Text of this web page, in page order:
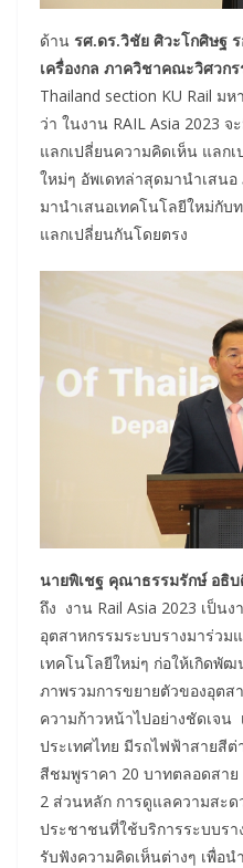
ด้าน รศ.ดร.วิชัย ศิวะโกศิษฐ
เครื่องกล ภาควิชาคณะวิศวก
Thailand section KU Rail ม
ว่า ในงาน RAIL Asia 2023
แลกเปลี่ยนความคิดเห็น แลก
ใหม่ๆ อัพเดทล่าสุดมานำเสน
มานำเสนอเทคโนโลยีใหม่กับ
แลกเปลี่ยนกันโดยตรง
นายพิเชฐ คุณาธรรมรักษ์ อธิ
ถึง งาน Rail Asia 2023 เป็น
อุตสาหกรรมระบบรางมาร่ว
เทคโนโลยีใหม่ๆ ก่อให้เกิดพั
ภาพรวมการขยายตัวของอุต
ความก้าวหน้าไปอย่างชัดเจน
ประเทศไทย มีรถไฟฟ้าสายสี
สีชมพูราคา 20 บาทตลอดสา
2 ส่วนหลัก การดูแลความสะ
ประชาชนที่ใช้บริการระบบร
รับฟังความคิดเห็นต่างๆ เพื่อ